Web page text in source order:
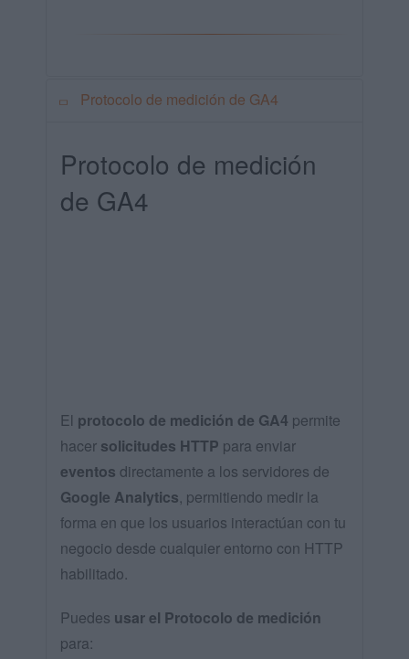
Protocolo de medición de GA4
Protocolo de medición
de GA4
El protocolo de medición de GA4 permite
hacer solicitudes HTTP para enviar
eventos directamente a los servidores de
Google Analytics, permitiendo medir la
forma en que los usuarios interactúan con tu
negocio desde cualquier entorno con HTTP
habilitado.
Puedes usar el Protocolo de medición
para: